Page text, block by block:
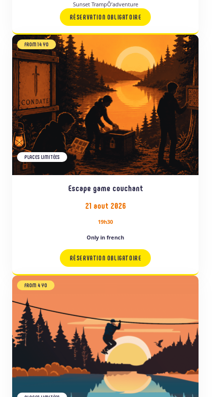
Sunset TrampÔ’adventure
RÉSERVATION OBLIGATOIRE
FROM 14 YO
PLACES LIMITÉES
Escape game couchant
21 aout 2026
19h30
Only in french
RÉSERVATION OBLIGATOIRE
FROM 4 YO